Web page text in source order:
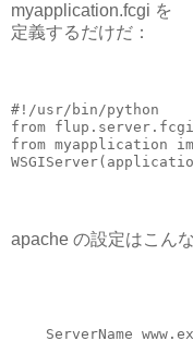
myapplication.fcgi を
定義するだけだ：
#!/usr/bin/python
from flup.server.fcgi
from myapplication
apache の設定はこん
ServerName